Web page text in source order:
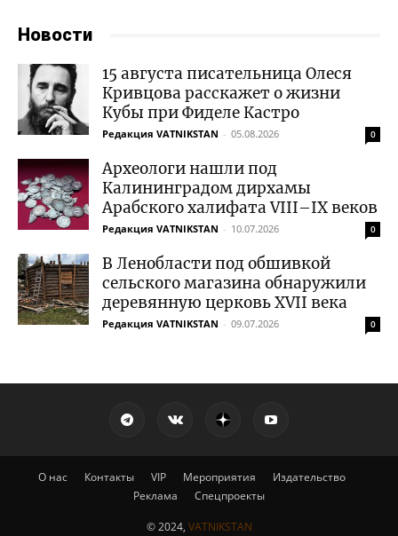
Новости
15 августа писательница Олеся
Кривцова расскажет о жизни
Кубы при Фиделе Кастро
Редакция VATNIKSTAN - 05.08.2026 0
Археологи нашли под
Калининградом дирхамы
Арабского халифата VIII–IX веков
Редакция VATNIKSTAN - 10.07.2026 0
В Ленобласти под обшивкой
сельского магазина обнаружили
деревянную церковь XVII века
Редакция VATNIKSTAN - 09.07.2026 0
О нас Контакты VIP Мероприятия
Издательство
Реклама
Спецпроекты
© 2024, VATNIKSTAN